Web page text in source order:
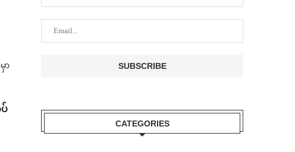
ာ
ပ်
CATEGORIES